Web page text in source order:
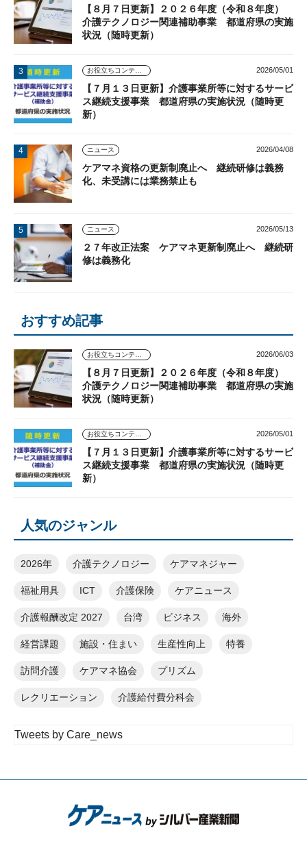
【８月７日更新】２０２６年度（令和８年度）
介護テクノロジー関連補助事業 都道府県の実施
状況（随時更新）
2026/05/01
【７月１３日更新】介護事業所等に対するサービ
ス継続支援事業 都道府県の実施状況（随時更
新）
ニュース 2026/04/08
ケアマネ資格の更新制廃止へ 継続研修は義務
化、未受講には業務禁止も
ニュース 2026/05/13
２７年改正法案 ケアマネ更新制廃止へ 継続研
修は義務化
おすすめ記事
2026/06/03
【８月７日更新】２０２６年度（令和８年度）
介護テクノロジー関連補助事業 都道府県の実施
状況（随時更新）
2026/05/01
【７月１３日更新】介護事業所等に対するサービ
ス継続支援事業 都道府県の実施状況（随時更
新）
人気のジャンル
2026年 介護テクノロジー ケアマネジャー
福祉用具 ICT 介護保険 ケアニュース
介護報酬改定 2027 台湾 ビジネス 海外
経営課題 施設・住まい 生産性向上 特養
訪問介護 ケアマネ協会 プリズム
レクリエーション 介護給付費分科会
Tweets by Care_news